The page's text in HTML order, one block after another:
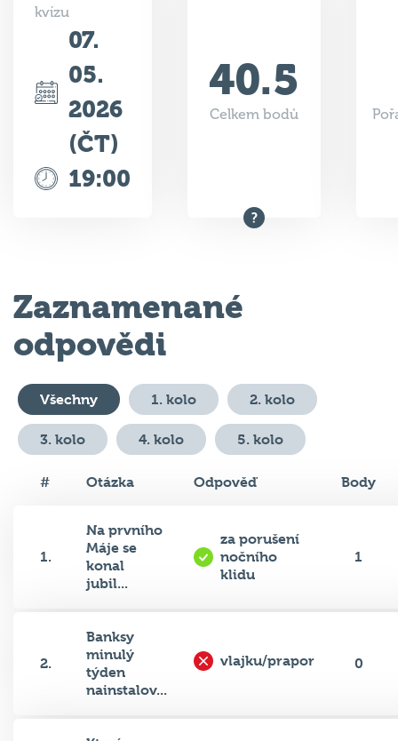
kvízu
07.
05.
2026
(ČT)
19:00
40.5
Celkem bodů
Zaznamenané
odpovědi
Všechny 1. kolo 2. kolo
3. kolo 4. kolo 5. kolo
# Otázka Odpověď Body
1.
Na prvního
Máje se
konal
jubil...
za porušení
nočního
klidu
1
2.
Banksy
minulý
týden
nainstalov...
vlajku/prapor 0